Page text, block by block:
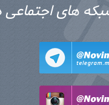
های اجتماعی